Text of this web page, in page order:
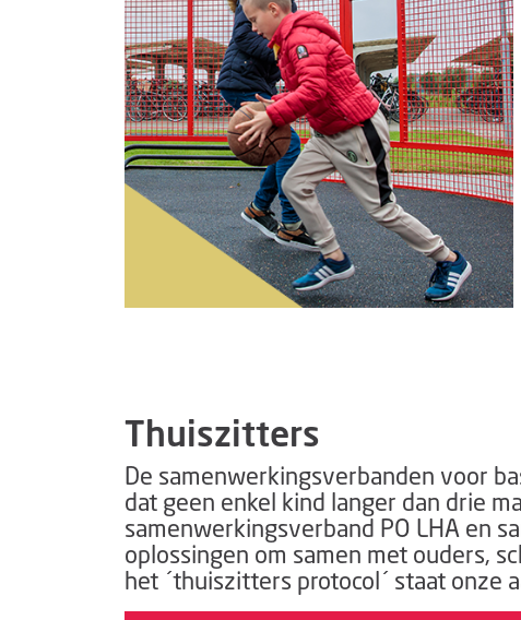
Thuiszitters
De samenwerkingsverbanden voor
dat geen enkel kind langer dan drie
samenwerkingsverband PO LHA en
oplossingen om samen met ouders,
het ´thuiszitters protocol´ staat onze